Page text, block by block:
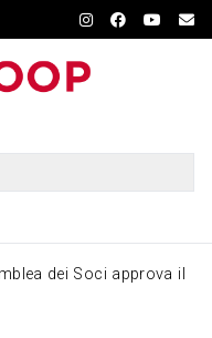
dei Soci approva il